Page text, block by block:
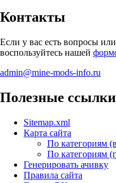
Контакты
Если у вас есть вопросы
воспользуйтесь нашей
admin@mine-mods-info.ru
Полезные ссылки
Sitemap.xml
Карта сайта
По категориям
По категориям
Генерировать ачивку
Правила сайта